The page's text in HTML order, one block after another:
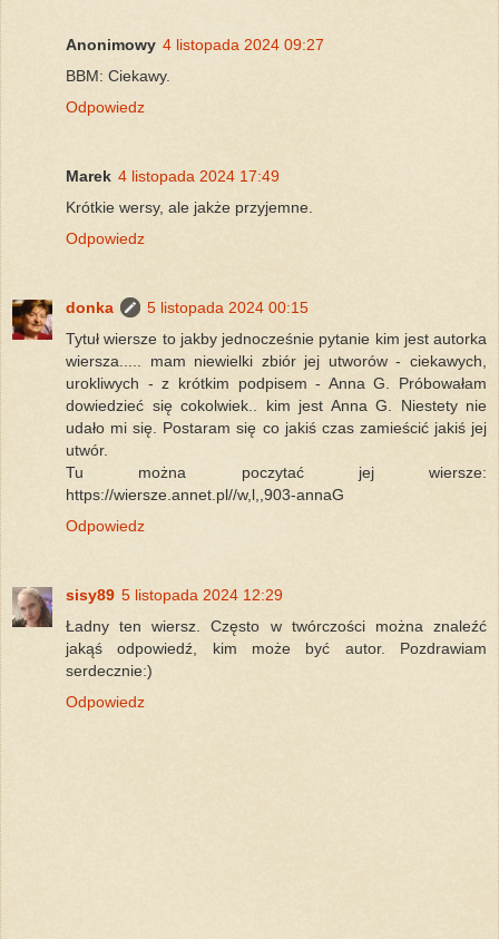
Anonimowy 4 listopada 2024 09:27
BBM: Ciekawy.
Odpowiedz
Marek 4 listopada 2024 17:49
Krótkie wersy, ale jakże przyjemne.
Odpowiedz
donka
5 listopada 2024 00:15
Tytuł wiersze to jakby jednocześnie pytanie kim jest autorka
wiersza..... mam niewielki zbiór jej utworów - ciekawych,
urokliwych - z krótkim podpisem - Anna G. Próbowałam
dowiedzieć się cokolwiek.. kim jest Anna G. Niestety nie
udało mi się. Postaram się co jakiś czas zamieścić jakiś jej
utwór.
Tu można poczytać jej wiersze:
https://wiersze.annet.pl//w,l,,903-annaG
Odpowiedz
sisy89 5 listopada 2024 12:29
Ładny ten wiersz. Często w twórczości można znaleźć
jakąś odpowiedź, kim może być autor. Pozdrawiam
serdecznie:)
Odpowiedz